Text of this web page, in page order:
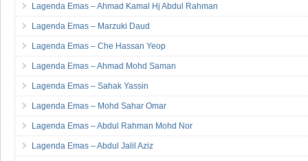
Lagenda Emas – Ahmad Kamal Hj Abdul Rahman
Lagenda Emas – Marzuki Daud
Lagenda Emas – Che Hassan Yeop
Lagenda Emas – Ahmad Mohd Saman
Lagenda Emas – Sahak Yassin
Lagenda Emas – Mohd Sahar Omar
Lagenda Emas – Abdul Rahman Mohd Nor
Lagenda Emas – Abdul Jalil Aziz